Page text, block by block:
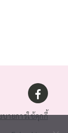
บายการใช้คุกกี้